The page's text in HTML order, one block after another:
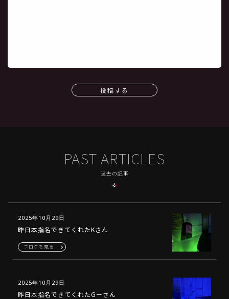
投稿する
PAST ARTICLES
過去の記事
2025年10月29日
昨日本指名できてくれたKさん
ブログを見る
2025年10月29日
昨日本指名できてくれたGーさん